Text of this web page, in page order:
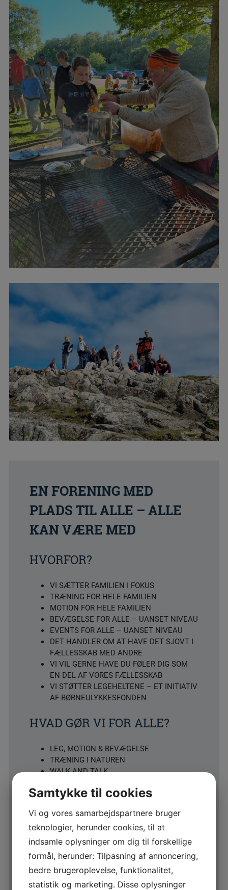
EN FORENING MED
PLADS TIL ALLE – ALLE
KAN VÆRE MED
HVORFOR?
VI SÆTTER FAMILIEN I FOKUS
TRÆNING FOR HELE FAMILIEN
MOTION FOR HELE FAMILIEN
BEVÆGELSE FOR ALLE – UANSET NIVEAU
EVENTS FOR ALLE – UANSET NIVEAU
DET HANDLER OM AT HAVE DET SJOVT I
FÆLLESSKAB MED ANDRE
VI VIL GERNE HAVE DU FØLER DIG SOM
EN DEL AF VORES FÆLLESSKAB
VI STØTTER LEGEHELTENE – ET INITIATIV
AF BØRNEULYKKESFONDEN
HVAD GØR VI FOR ALLE?
LEG, MOTION & BEVÆGELSE
TRÆNING I NATUREN
WALK AND TALK
KLATRING
LØB
TREKKING
BJERGBESTIGNING
HVAD GØR VI EKSTRA FOR
VORES MEDLEMMER?
Samtykke til cookies
Vi og vores samarbejdspartnere bruger
teknologier, herunder cookies, til at
indsamle oplysninger om dig til forskellige
formål, herunder: Tilpasning af annoncering,
bedre brugeroplevelse, funktionalitet,
statistik og marketing. Disse oplysninger